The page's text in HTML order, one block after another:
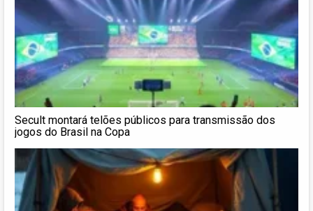
Secult montará telões públicos para transmissão dos
jogos do Brasil na Copa